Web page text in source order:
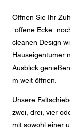
Öffnen Sie Ihr
"offene Ecke"
cleanen Design
Hauseigentümer
Ausblick
m weit öffnen.
Unsere
zwei, drei, vier
mit sowohl einer
Sie sind
Nachricht
CAPTCHA